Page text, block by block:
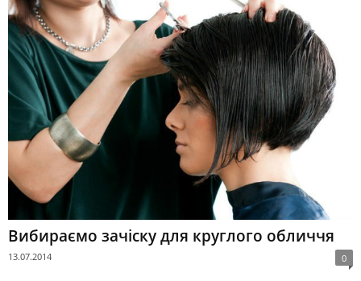
Вибираємо зачіску для круглого обличчя
13.07.2014 0